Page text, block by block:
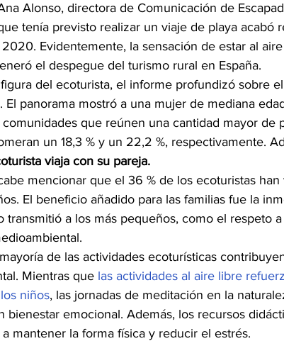
Alonso, directora de Comunicación de
tenía previsto realizar un viaje de playa acabó
Evidentemente, la sensación de estar al
el despegue del turismo rural en España.
del ecoturista, el informe profundizó sobre
El panorama mostró a una mujer de mediana
que reúnen una cantidad mayor de
un 18,3 % y un 22,2 %, respectivamente.
viaja con su pareja.
mencionar que el 36 % de los ecoturistas
El beneficio añadido para las familias fue la
transmitió a los más pequeños, como el respeto
de las actividades ecoturísticas
Mientras que las actividades al aire libre
niños, las jornadas de meditación en la
bienestar emocional. Además, los recursos
mantener la forma física y reducir el estrés.